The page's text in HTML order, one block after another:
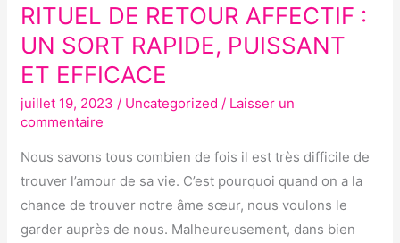
RITUEL DE RETOUR AFFECTIF :
UN SORT RAPIDE, PUISSANT
ET EFFICACE
juillet 19, 2023 / Uncategorized / Laisser un
commentaire
Nous savons tous combien de fois il est très difficile de
trouver l’amour de sa vie. C’est pourquoi quand on a la
chance de trouver notre âme sœur, nous voulons le
garder auprès de nous. Malheureusement, dans bien
RITUEL
DE
RETOUR
AFFECTIF :
UN
SORT
RAPIDE,
PUISSANT
ET
EFFICACE